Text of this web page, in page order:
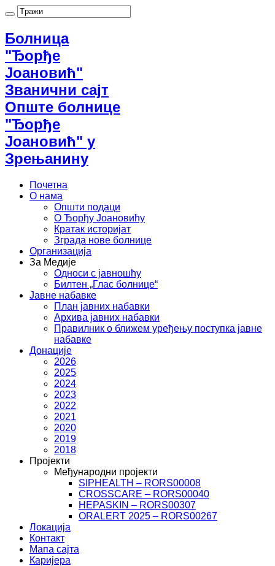
Болница
"Ђорђе
Јоановић"
Званични сајт
Опште болнице
"Ђорђе
Јоановић" у
Зрењанину
Почетна
О нама
Општи подаци
О Ђорђу Јоановићу
Кратак историјат
Зграда нове болнице
Организација
За Медије
Односи с јавношћу
Билтен „Глас болнице“
Јавне набавке
План јавних набавки
Архива јавних набавки
Правилник о ближем уређењу поступка јавне
набавке
Донације
2026
2025
2024
2023
2022
2021
2020
2019
2018
Пројекти
Међународни пројекти
SIPHEALTH – RORS00008
CROSSCARE – RORS00040
HEPASKIN – RORS00307
ORALERT 2025 – RORS00267
Локација
Контакт
Мапа сајта
Каријера